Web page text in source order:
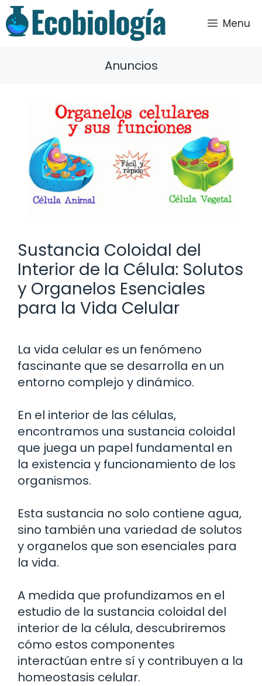
Saltar
al
contenido
Menu
Anuncios
Sustancia Coloidal del
Interior de la Célula: Solutos
y Organelos Esenciales
para la Vida Celular
La vida celular es un fenómeno
fascinante que se desarrolla en un
entorno complejo y dinámico.
En el interior de las células,
encontramos una sustancia coloidal
que juega un papel fundamental en
la existencia y funcionamiento de los
organismos.
Esta sustancia no solo contiene agua,
sino también una variedad de solutos
y organelos que son esenciales para
la vida.
A medida que profundizamos en el
estudio de la sustancia coloidal del
interior de la célula, descubriremos
cómo estos componentes
interactúan entre sí y contribuyen a la
homeostasis celular.